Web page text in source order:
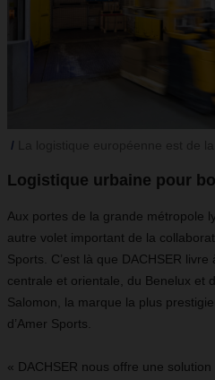
Logistique urbaine pour
Aux portes de la grande métropole
autre volet important de la
Sports. C’est là que DACHSER
centrale et orientale, du Benelux et
Salomon, la marque la plus
d’Amer Sports.
« DACHSER nous offre une